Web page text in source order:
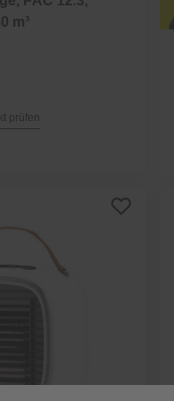
m³
prüfen